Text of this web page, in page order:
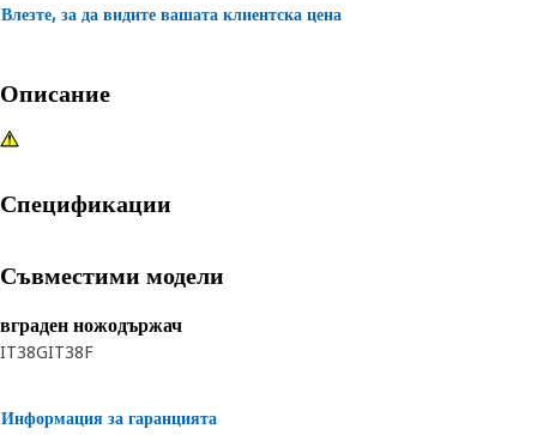
Влезте, за да видите вашата клиентска цена
Описание
Спецификации
Съвместими модели
вграден ножодържач
IT38GIT38F
Информация за гаранцията